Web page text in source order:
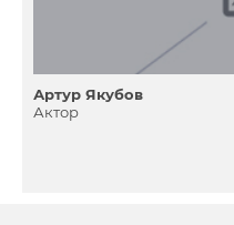
Артур Якубов
Актор